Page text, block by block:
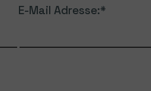
E-Mail Adresse: